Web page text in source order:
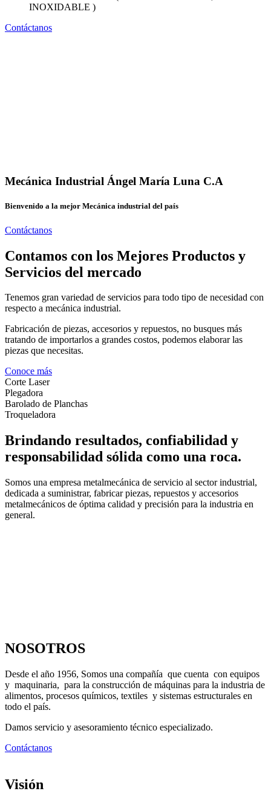
INOXIDABLE )
Contáctanos
Mecánica Industrial Ángel María Luna C.A
Bienvenido a la mejor Mecánica industrial del país
Contáctanos
Contamos con los Mejores Productos y
Servicios del mercado
Tenemos gran variedad de servicios para todo tipo de necesidad con
respecto a mecánica industrial.
Fabricación de piezas, accesorios y repuestos, no busques más
tratando de importarlos a grandes costos, podemos elaborar las
piezas que necesitas.
Conoce más
Corte Laser
Plegadora
Barolado de Planchas
Troqueladora
Brindando resultados, confiabilidad y
responsabilidad sólida como una roca.
Somos una empresa metalmecánica de servicio al sector industrial,
dedicada a suministrar, fabricar piezas, repuestos y accesorios
metalmecánicos de óptima calidad y precisión para la industria en
general.
NOSOTROS
Desde el año 1956, Somos una compañía que cuenta con equipos
y maquinaria, para la construcción de máquinas para la industria de
alimentos, procesos químicos, textiles y sistemas estructurales en
todo el país.
Damos servicio y asesoramiento técnico especializado.
Contáctanos
Visión